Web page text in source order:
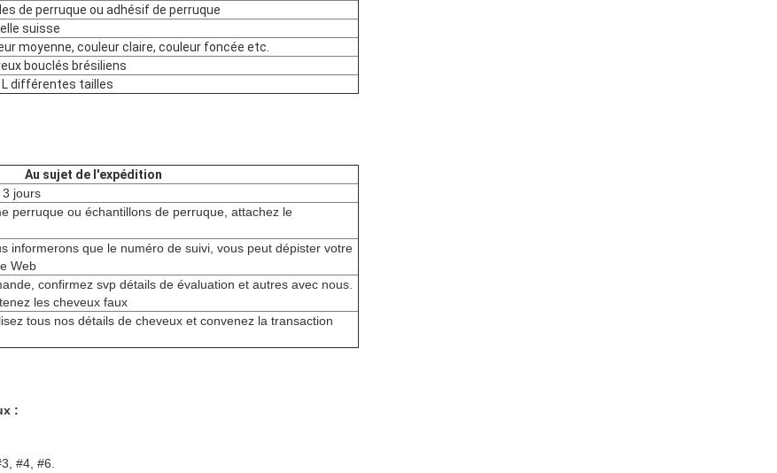
de perruque ou adhésif de perruque
suisse
moyenne, couleur claire, couleur foncée etc.
bouclés brésiliens
L différentes tailles
Au sujet de l'expédition
3 jours
perruque ou échantillons de perruque, attachez le
informerons que le numéro de suivi, vous peut dépister votre
confirmez svp détails de évaluation et autres avec nous.
les cheveux faux
tous nos détails de cheveux et convenez la transaction
:
#4, #6.